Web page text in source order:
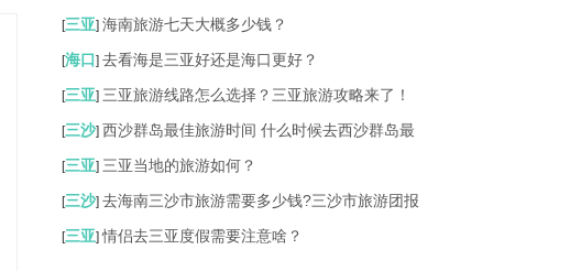
[三亚] 海南旅游七天大概多少钱？
[海口] 去看海是三亚好还是海口更好？
[三亚] 三亚旅游线路怎么选择？三亚旅游攻略来了！
[三沙] 西沙群岛最佳旅游时间 什么时候去西沙群岛最
[三亚] 三亚当地的旅游如何？
[三沙] 去海南三沙市旅游需要多少钱?三沙市旅游团报
[三亚]情侣去三亚度假需要注意啥？